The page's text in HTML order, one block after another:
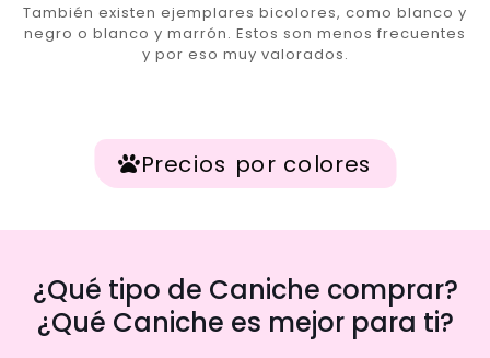
También existen ejemplares bicolores, como blanco y
negro o blanco y marrón. Estos son menos frecuentes
y por eso muy valorados.
Precios por colores
¿Qué tipo de Caniche comprar?
¿Qué Caniche es mejor para ti?